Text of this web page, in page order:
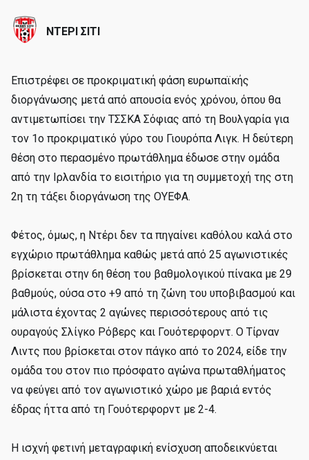
ΝΤΕΡΙ ΣΙΤΙ
Eπιστρέφει σε προκριματική φάση ευρωπαϊκής
διοργάνωσης μετά από απουσία ενός χρόνου, όπου θα
αντιμετωπίσει την ΤΣΣΚΑ Σόφιας από τη Βουλγαρία για
τον 1ο προκριματικό γύρο του Γιουρόπα Λιγκ. H δεύτερη
θέση στο περασμένο πρωτάθλημα έδωσε στην ομάδα
από την Ιρλανδία το εισιτήριο για τη συμμετοχή της στη
2η τη τάξει διοργάνωση της ΟΥΕΦΑ.
Φέτος, όμως, η Ντέρι δεν τα πηγαίνει καθόλου καλά στο
εγχώριο πρωτάθλημα καθώς μετά από 25 αγωνιστικές
βρίσκεται στην 6η θέση του βαθμολογικού πίνακα με 29
βαθμούς, ούσα στο +9 από τη ζώνη του υποβιβασμού και
μάλιστα έχοντας 2 αγώνες περισσότερους από τις
ουραγούς Σλίγκο Ρόβερς και Γουότερφορντ. Ο Τίρναν
Λιντς που βρίσκεται στον πάγκο από το 2024, είδε την
ομάδα του στον πιο πρόσφατο αγώνα πρωταθλήματος
να φεύγει από τον αγωνιστικό χώρο με βαριά εντός
έδρας ήττα από τη Γουότερφορντ με 2-4.
H ισχνή φετινή μεταγραφική ενίσχυση αποδεικνύεται